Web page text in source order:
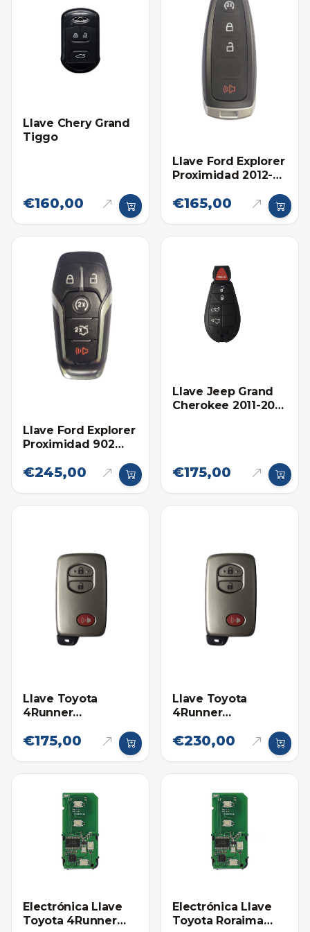
Llave Chery Grand
Tiggo
€160,00
Llave Ford Explorer
Proximidad 2012-
original
€165,00
Llave Ford Explorer
Proximidad 902
Original 2016-2019
€245,00
Llave Jeep Grand
Cherokee 2011-2013
€175,00
Llave Toyota
4Runner
€175,00
Llave Toyota
4Runner
Eléctronica original
€230,00
Electrónica Llave
Toyota 4Runner
Electrónica Llave
Toyota Roraima